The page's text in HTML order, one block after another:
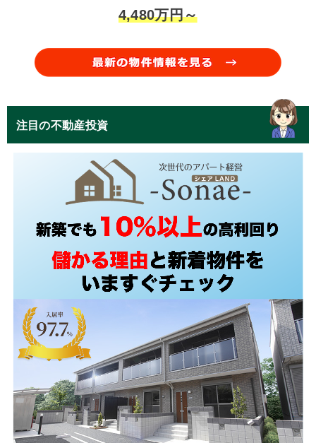
4,480万円～
注目の不動産投資